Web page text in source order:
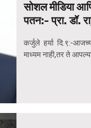
सोशल मीडिया आणि
पतन:- प्रा. डॉ.
कर्जुले हर्या दि.९:-
माध्यम नाही,तर ते